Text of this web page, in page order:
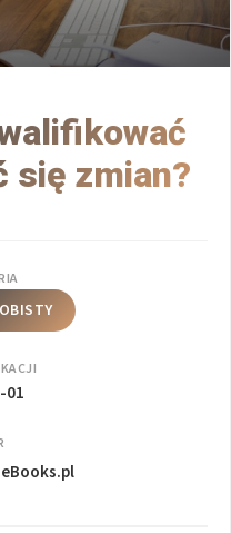
się zmian?
01